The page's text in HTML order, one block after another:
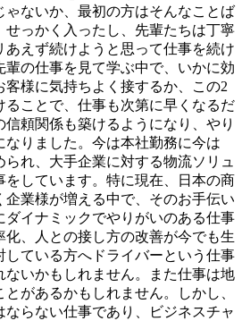
ゃないか、最初の方はそんなことば
せっかく入ったし、先輩たちは丁寧
あえず続けようと思って仕事を続け
の仕事を見て学ぶ中で、いかに効
様に気持ちよく接するか、この2
ることで、仕事も次第に早くなるだ
頼関係も築けるようになり、やり
なりました。今は本社勤務に今は
られ、大手企業に対する物流ソリュ
をしています。特に現在、日本の商
業様が増える中で、そのお手伝い
ダイナミックでやりがいのある仕事
化、人との接し方の改善が今でも生
している方へドライバーという仕事
ないかもしれません。また仕事は地
があるかもしれません。しかし、
ならない仕事であり、ビジネスチャ